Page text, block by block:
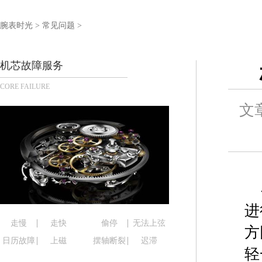
南昌市红谷滩新区红谷中大道998号绿地双子塔
济南市历下区经十路11111号华润中心写字楼（万
广州市天河区天河路230号万菱汇国际中心写字楼
广州市越秀区环市东路371-375号世界贸易中心大
深圳市罗湖区深南东路5001号华润大厦写字楼17
惠州市惠城区江北文昌一路7号华贸大厦写字楼1座
厦门市思明区湖滨东路95号华润大厦写字楼B座11
福州市鼓楼区五四路128-1号恒力城写字楼15层03
成都市锦江区人民东路6号SAC东原中心写字楼24
重庆市江北区观音桥步行街2号融恒时代广场写字
长沙市芙蓉区定王台街道建湘路393号世茂环球金
郑州市二七区铭功路10号华润大厦写字楼29层
腕表时光 > 常见问题 >
机芯故障服务
CORE FAILURE
走慢 走快 偷停
无法上弦
日历故障
上磁 摆轴断裂 迟滞
文